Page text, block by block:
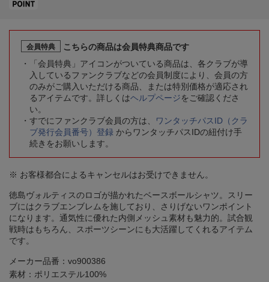
会員特典
こちらの商品は会員特典商品です
「会員特典」アイコンがついている商品は、各クラブが導
入しているファンクラブなどの会員制度により、会員の方
のみがご購入いただける商品、または特別価格が適応され
るアイテムです。詳しくはヘルプページをご確認くださ
い。
すでにファンクラブ会員の方は、
ワンタッチパスID（クラ
ブ発行会員番号）登録 からワンタッチパスIDの紐付け手
続きをお願いします。
※ お客様都合によるキャンセルはお受けできません。
徳島ヴォルティスのロゴが描かれたベースボールシャツ。スリー
ブにはクラブエンブレムを施しており、さりげないワンポイント
になります。通気性に優れた内側メッシュ素材も魅力的。試合観
戦時はもちろん、スポーツシーンにも大活躍してくれるアイテム
です。
メーカー品番：vo900386
素材：ポリエステル100%